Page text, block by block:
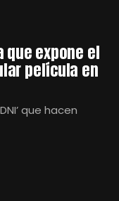
que expone el
película en
que hacen